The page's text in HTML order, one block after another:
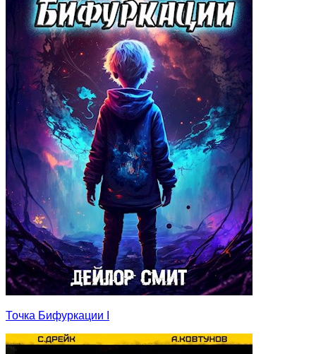
Точка Бифуркации I